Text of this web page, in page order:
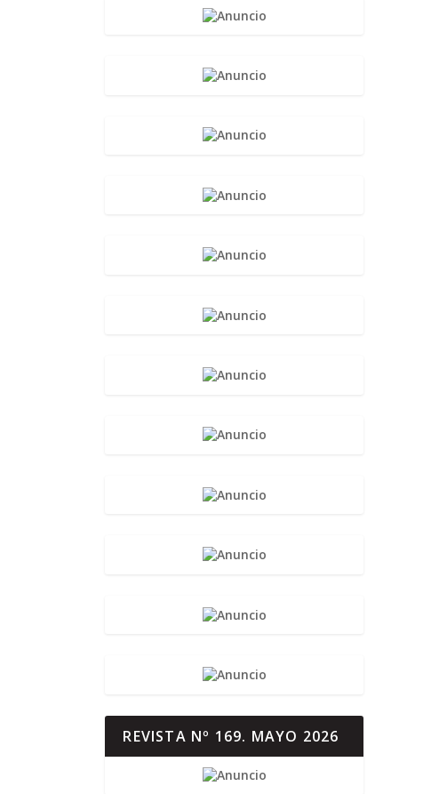
REVISTA Nº 169. MAYO 2026